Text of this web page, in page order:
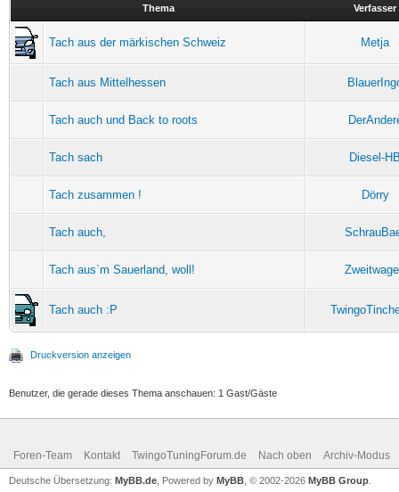
Thema Verfasser
Tach aus der märkischen Schweiz Metja
Tach aus Mittelhessen
Tach auch und Back to roots
Tach sach Diesel-
Tach zusammen ! Dörry
Tach auch,
Tach aus`m Sauerland, woll!
Tach auch :P
Druckversion anzeigen
Benutzer, die gerade dieses Thema anschauen: 1 Gast/Gäste
Foren-Team Kontakt TwingoTuningForum.de Nach oben Archiv-Modus
Deutsche Übersetzung: MyBB.de , Powered by MyBB , © 2002-2026 MyBB Group